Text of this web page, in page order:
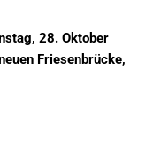
28. Oktober
Friesenbrücke,